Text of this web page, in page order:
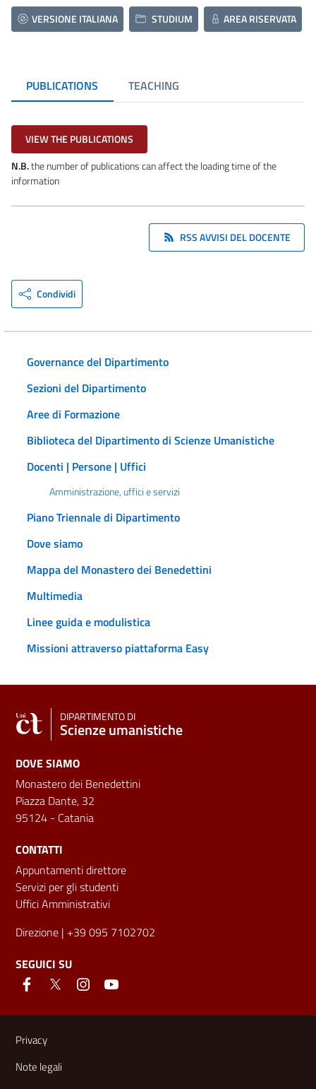
VERSIONE ITALIANA STUDIUM AREA RISERVATA
PUBLICATIONS TEACHING
VIEW THE PUBLICATIONS
N.B.the number of publications can affect the loading time of the
information
RSS AVVISI DEL DOCENTE
Condividi
Governance del Dipartimento
Sezioni del Dipartimento
Aree di Formazione
Biblioteca del Dipartimento di Scienze Umanistiche
Docenti | Persone | Uffici
Amministrazione, uffici e servizi
Piano Triennale di Dipartimento
Dove siamo
Mappa del Monastero dei Benedettini
Multimedia
Linee guida e modulistica
Missioni attraverso piattaforma Easy
DIPARTIMENTO DI
Scienze umanistiche
DOVE SIAMO
Monastero dei Benedettini
Piazza Dante, 32
95124 - Catania
CONTATTI
Appuntamenti direttore
Servizi per gli studenti
Uffici Amministrativi
Direzione | +39 095 7102702
SEGUICI SU
Link e informazioni utili
Privacy
Note legali